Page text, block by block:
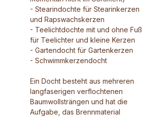
- Stearindochte für Stearinkerzen
und Rapswachskerzen
- Teelichtdochte mit und ohne Fuß
für Teelichter und kleine Kerzen
- Gartendocht für Gartenkerzen
- Schwimmkerzendocht
Ein Docht besteht aus mehreren
langfaserigen verflochtenen
Baumwollsträngen und hat die
Aufgabe, das Brennmaterial